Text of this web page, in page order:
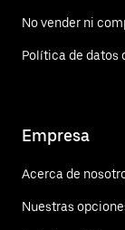
No vender ni
Política de datos
Empresa
Acerca de
Nuestras